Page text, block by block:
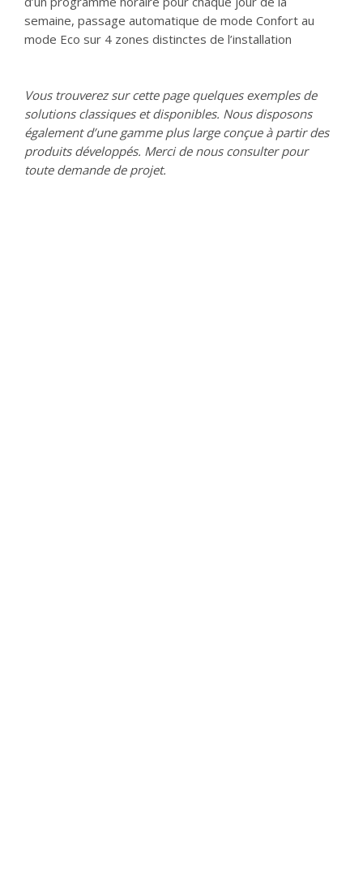
semaine, passage automatique de mode Confort au
mode Eco sur 4 zones distinctes de l’installation
Vous trouverez sur cette page quelques exemples de
solutions classiques et disponibles. Nous disposons
également d’une gamme plus large conçue à partir des
produits développés. Merci de nous consulter pour
toute demande de projet.